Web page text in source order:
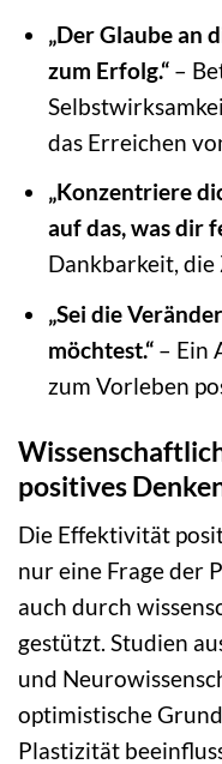
„Der Glaube an
zum Erfolg.“–
das Erreichen
„Konzentriere
auf das, was dir
Dankbarkeit,
„Sei die
möchtest.“– Ein
zum Vorleben
positives
Die Effektivität
nur eine Frage der
auch durch
gestützt. Studien
und
optimistische
Plastizität